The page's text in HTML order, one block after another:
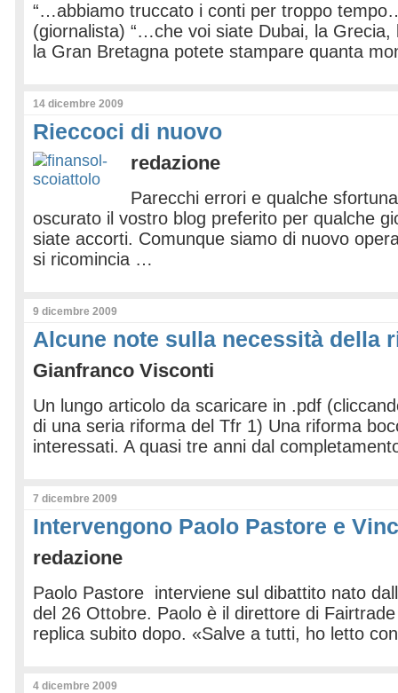
“…abbiamo truccato i conti per troppo
(giornalista) “…che voi siate Dubai, la Grecia,
la Gran Bretagna potete stampare quanta
14 dicembre 2009
Rieccoci di nuovo
redazione
Parecchi errori e qualche
oscurato il vostro blog preferito per qualche
siate accorti. Comunque siamo di nuovo
si ricomincia …
9 dicembre 2009
Alcune note sulla necessità della
Gianfranco Visconti
Un lungo articolo da scaricare in .pdf
di una seria riforma del Tfr 1) Una riforma
interessati. A quasi tre anni dal
7 dicembre 2009
Intervengono Paolo Pastore e
redazione
Paolo Pastore interviene sul dibattito nato
del 26 Ottobre. Paolo è il direttore di
replica subito dopo. «Salve a tutti, ho letto
4 dicembre 2009